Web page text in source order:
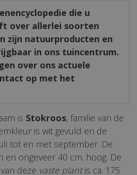
die u
over allerlei soorten
zijn natuurproducten en
in ons tuincentrum.
over ons actuele
op met het
is Stokroos, familie van de
is wit gevuld en de
tot en met september. De
en ongeveer 40 cm. hoog. De
deze vaste plantis ca. 175